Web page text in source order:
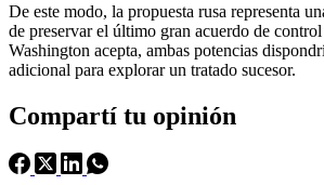
De este modo, la propuesta rusa representa
de preservar el último gran acuerdo de
Washington acepta, ambas potencias
adicional para explorar un tratado sucesor.
Compartí tu opinión